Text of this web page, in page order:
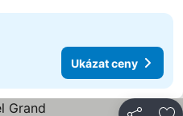
Ukázat ceny